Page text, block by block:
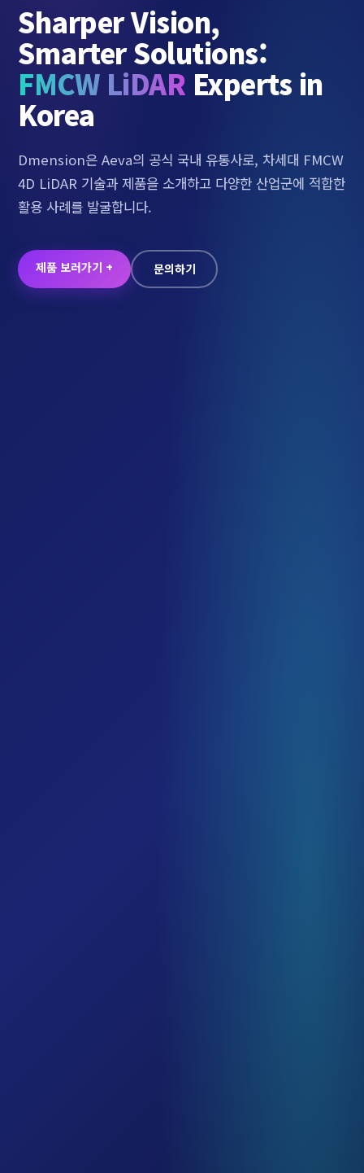
Sharper Vision,
Smarter Solutions:
FMCW LiDAR Experts in
Korea
Dmension은 Aeva의 공식 국내 유통사로, 차세대 FMCW
4D LiDAR 기술과 제품을 소개하고 다양한 산업군에 적합한
활용 사례를 발굴합니다.
제품 보러가기 + 문의하기